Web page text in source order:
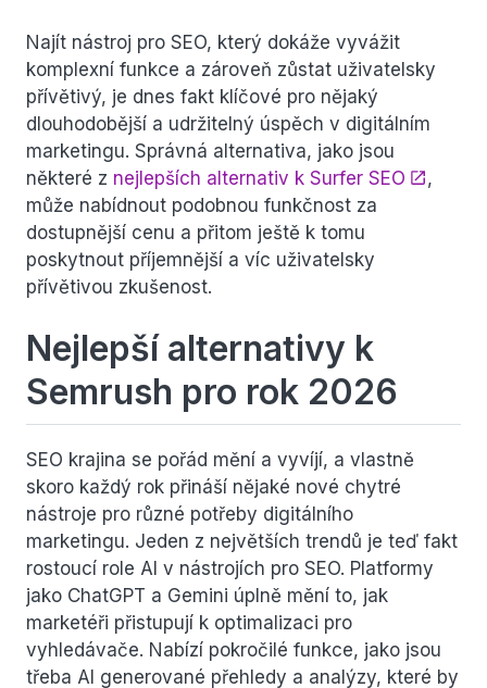
Najít nástroj pro SEO, který dokáže vyvážit
komplexní funkce a zároveň zůstat uživatelsky
přívětivý, je dnes fakt klíčové pro nějaký
dlouhodobější a udržitelný úspěch v digitálním
marketingu. Správná alternativa, jako jsou
některé z nejlepších alternativ k Surfer SEO
,
může nabídnout podobnou funkčnost za
dostupnější cenu a přitom ještě k tomu
poskytnout příjemnější a víc uživatelsky
přívětivou zkušenost.
Nejlepší alternativy k
Semrush pro rok 2026
SEO krajina se pořád mění a vyvíjí, a vlastně
skoro každý rok přináší nějaké nové chytré
nástroje pro různé potřeby digitálního
marketingu. Jeden z největších trendů je teď fakt
rostoucí role AI v nástrojích pro SEO. Platformy
jako ChatGPT a Gemini úplně mění to, jak
marketéři přistupují k optimalizaci pro
vyhledávače. Nabízí pokročilé funkce, jako jsou
třeba AI generované přehledy a analýzy, které by